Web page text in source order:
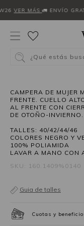
VER MÁS 🚛 ENVÍO
¿Qué estás
CAMPERA DE MUJER
FRENTE. CUELLO
AL FRENTE CON
DE OTOÑO-INVIERNO.
TALLES: 40/42/44/46
COLORES NEGRO Y
100% POLIAMIDA
LAVAR A MANO CON
SKU: 160.1409%0140
Guia de talles
Cuotas y